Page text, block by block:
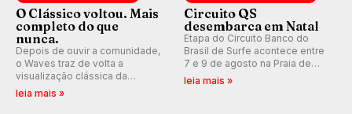
O Clássico voltou. Mais
completo do que
nunca.
Depois de ouvir a comunidade,
o Waves traz de volta a
visualização clássica da
previsão de águas rasas,
leia mais »
Circuito QS
desembarca em Natal
Etapa do Circuito Banco do
Brasil de Surfe acontece entre
7 e 9 de agosto na Praia de
Miami (RN), em disputas
leia mais »